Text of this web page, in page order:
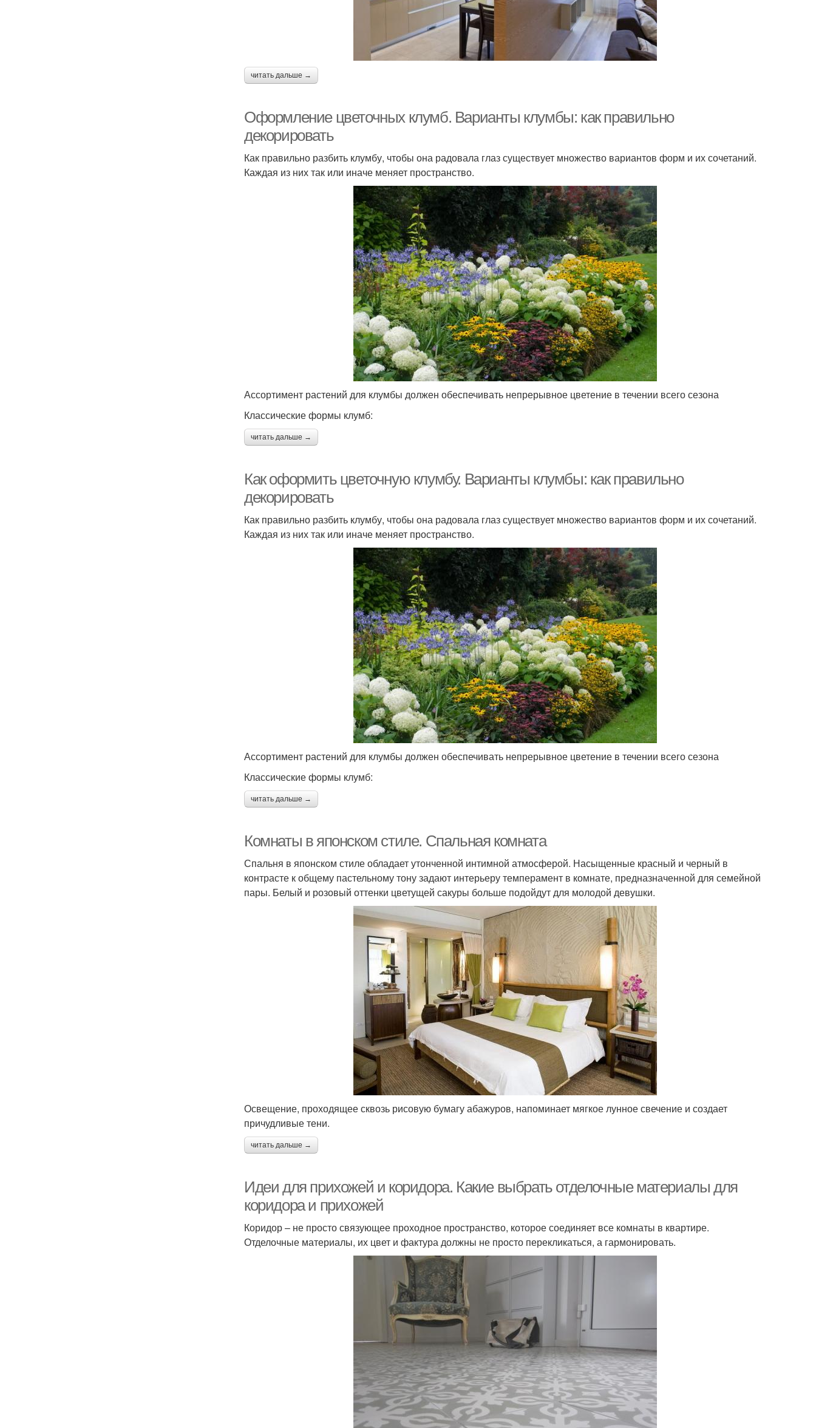
читать дальше →
Оформление цветочных клумб. Варианты клумбы: как правильно
декорировать
Как правильно разбить клумбу, чтобы она радовала глаз существует множество вариантов форм и их сочетаний.
Каждая из них так или иначе меняет пространство.
Ассортимент растений для клумбы должен обеспечивать непрерывное цветение в течении всего сезона
Классические формы клумб:
читать дальше →
Как оформить цветочную клумбу. Варианты клумбы: как правильно
декорировать
Как правильно разбить клумбу, чтобы она радовала глаз существует множество вариантов форм и их сочетаний.
Каждая из них так или иначе меняет пространство.
Ассортимент растений для клумбы должен обеспечивать непрерывное цветение в течении всего сезона
Классические формы клумб:
читать дальше →
Комнаты в японском стиле. Спальная комната
Спальня в японском стиле обладает утонченной интимной атмосферой. Насыщенные красный и черный в
контрасте к общему пастельному тону задают интерьеру темперамент в комнате, предназначенной для семейной
пары. Белый и розовый оттенки цветущей сакуры больше подойдут для молодой девушки.
Освещение, проходящее сквозь рисовую бумагу абажуров, напоминает мягкое лунное свечение и создает
причудливые тени.
читать дальше →
Идеи для прихожей и коридора. Какие выбрать отделочные материалы для
коридора и прихожей
Коридор – не просто связующее проходное пространство, которое соединяет все комнаты в квартире.
Отделочные материалы, их цвет и фактура должны не просто перекликаться, а гармонировать.